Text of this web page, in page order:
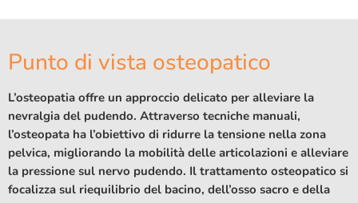
Punto di vista osteopatico
L’osteopatia offre un approccio delicato per alleviare la
nevralgia del pudendo. Attraverso tecniche manuali,
l’osteopata ha l’obiettivo di ridurre la tensione nella zona
pelvica, migliorando la mobilità delle articolazioni e alleviare
la pressione sul nervo pudendo. Il trattamento osteopatico si
focalizza sul riequilibrio del bacino, dell’osso sacro e della